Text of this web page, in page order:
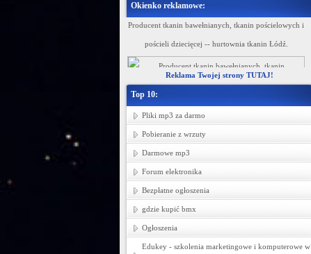
Okienko reklamowe:
Producent tkanin bawełnianych, tkanin pościelowych i
pościeli dziecięcej -- hurtownia tkanin Łódź.
Reklama Twojej strony TUTAJ!
Top 10:
Pliki mp3 za darmo
Pobieranie z wrzuty
Darmowe mp3
Forum elektronika
Bezpłatne ogłoszenia
gdzie kupić bmx
Ogłoszenia
Edukey - szkolenia marketingowe i komputerowe w